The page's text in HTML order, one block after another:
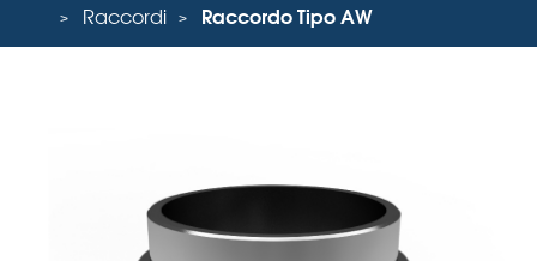
Raccordi
Raccordo Tipo AW